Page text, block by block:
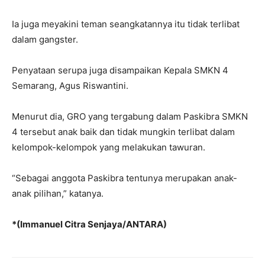
Ia juga meyakini teman seangkatannya itu tidak terlibat
dalam gangster.
Penyataan serupa juga disampaikan Kepala SMKN 4
Semarang, Agus Riswantini.
Menurut dia, GRO yang tergabung dalam Paskibra SMKN
4 tersebut anak baik dan tidak mungkin terlibat dalam
kelompok-kelompok yang melakukan tawuran.
“Sebagai anggota Paskibra tentunya merupakan anak-
anak pilihan,” katanya.
*(Immanuel Citra Senjaya/ANTARA)